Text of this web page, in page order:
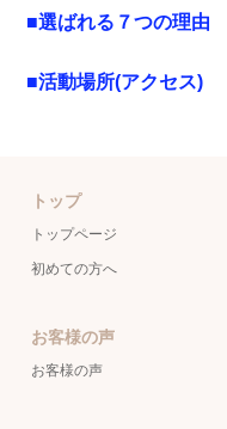
■選ばれる７つの理由
■活動場所(アクセス)
トップ
トップページ
初めての方へ
お客様の声
お客様の声